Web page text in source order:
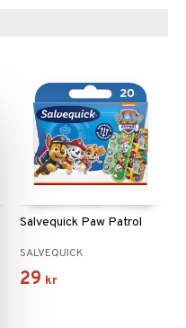
Salvequick Paw Patrol
SALVEQUICK
29 kr